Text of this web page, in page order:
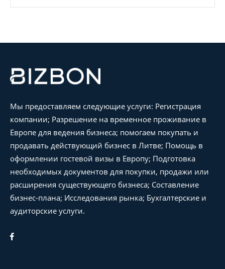
Мы предоставляем следующие услуги: Регистрация
компании; Разрешение на временное проживание в
Европе для ведения бизнеса; помогаем покупать и
продавать действующий бизнес в Литве; Помощь в
оформлении гостевой визы в Европу; Подготовка
необходимых документов для покупки, продажи или
расширения существующего бизнеса; Составление
бизнес-плана; Исследования рынка; Бухгалтерские и
аудиторские услуги.